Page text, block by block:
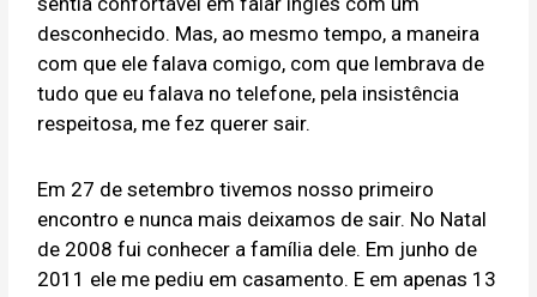
desconhecido. Mas, ao mesmo tempo, a maneira
com que ele falava comigo, com que lembrava de
tudo que eu falava no telefone, pela insistência
respeitosa, me fez querer sair.
Em 27 de setembro tivemos nosso primeiro
encontro e nunca mais deixamos de sair. No Natal
de 2008 fui conhecer a família dele. Em junho de
2011 ele me pediu em casamento. E em apenas 13